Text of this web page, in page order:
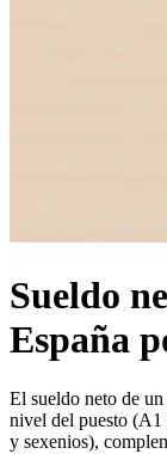
Sueldo
España
El sueldo neto de
nivel del puesto (A1
y sexenios),